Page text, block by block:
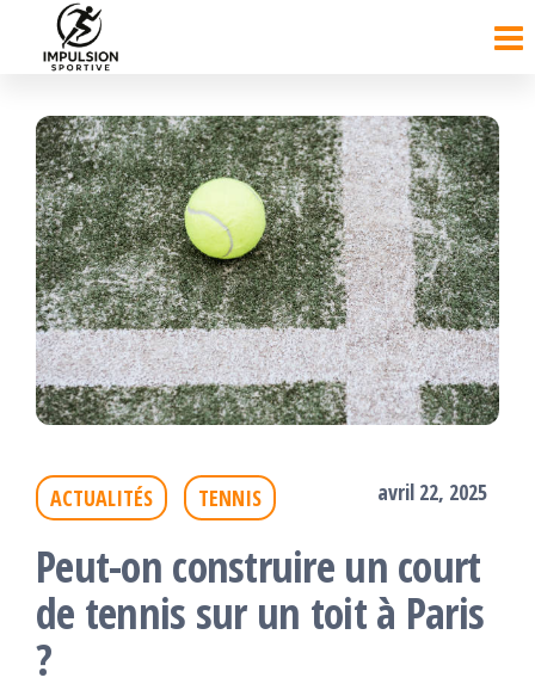
contenu
ACTUALITÉS TENNIS avril 22, 2025
Peut-on construire un court
de tennis sur un toit à Paris
?